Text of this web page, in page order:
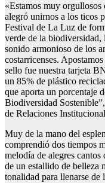
«Estamos muy orgullosos
alegró unirnos a los ticos
Festival de La Luz de
verde de la biodiversidad,
sonido armonioso de los
costarricenses.
sello fue nuestra tarjeta
un 85% de plástico
que aporta un porcentaje
Biodiversidad
de Relaciones
Muy de la mano del
comprendió dos tiempos
melodía de alegres cantos
de un estallido de belleza
tonalidad para llenarse de